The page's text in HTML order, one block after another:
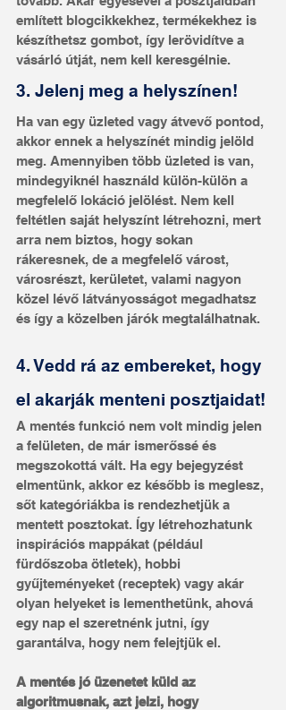
említett blogcikkekhez, termékekhez is
készíthetsz gombot, így lerövidítve a
vásárló útját, nem kell keresgélnie.
3. Jelenj meg a helyszínen!
Ha van egy üzleted vagy átvevő pontod,
akkor ennek a helyszínét mindig jelöld
meg. Amennyiben több üzleted is van,
mindegyiknél használd külön-külön a
megfelelő lokáció jelölést. Nem kell
feltétlen saját helyszínt létrehozni, mert
arra nem biztos, hogy sokan
rákeresnek, de a megfelelő várost,
városrészt, kerületet, valami nagyon
közel lévő látványosságot megadhatsz
és így a közelben járók megtalálhatnak.
4. Vedd rá az embereket, hogy
el akarják menteni posztjaidat!
A mentés funkció nem volt mindig jelen
a felületen, de már ismerőssé és
megszokottá vált. Ha egy bejegyzést
elmentünk, akkor ez később is meglesz,
sőt kategóriákba is rendezhetjük a
mentett posztokat. Így létrehozhatunk
inspirációs mappákat (például
fürdőszoba ötletek), hobbi
gyűjteményeket (receptek) vagy akár
olyan helyeket is lementhetünk, ahová
egy nap el szeretnénk jutni, így
garantálva, hogy nem felejtjük el.
A mentés jó üzenetet küld az
algoritmusnak, azt jelzi, hogy